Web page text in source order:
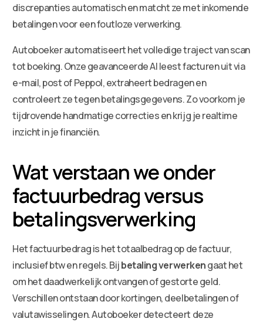
discrepanties automatisch en matcht ze met inkomende
betalingen voor een foutloze verwerking.
Autoboeker automatiseert het volledige traject van scan
tot boeking. Onze geavanceerde AI leest facturen uit via
e-mail, post of Peppol, extraheert bedragen en
controleert ze tegen betalingsgegevens. Zo voorkom je
tijdrovende handmatige correcties en krijg je realtime
inzicht in je financiën.
Wat verstaan we onder
factuurbedrag versus
betalingsverwerking
Het factuurbedrag is het totaalbedrag op de factuur,
inclusief btw en regels. Bijbetaling verwerkengaat het
om het daadwerkelijk ontvangen of gestorte geld.
Verschillen ontstaan door kortingen, deelbetalingen of
valutawisselingen. Autoboeker detecteert deze